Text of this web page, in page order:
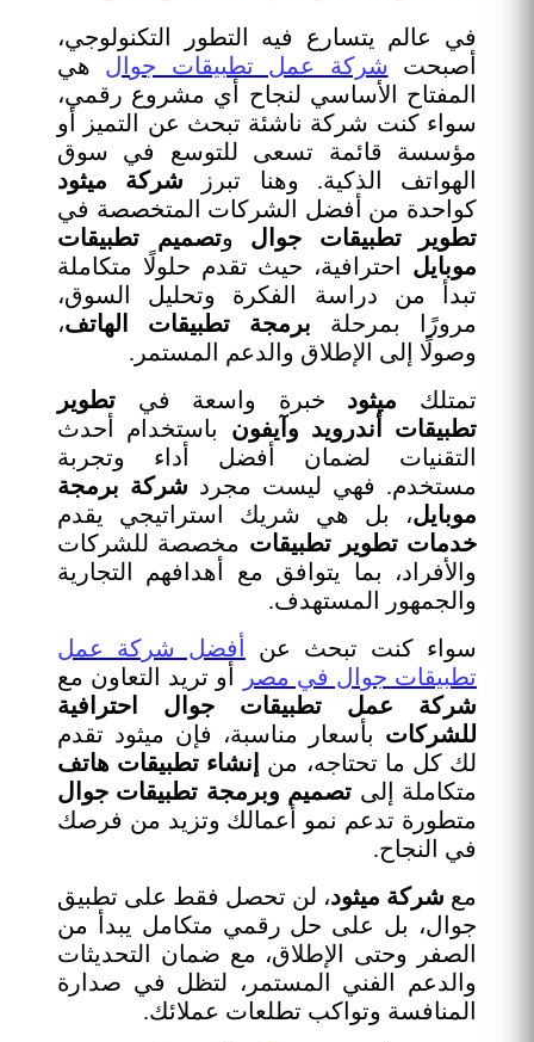
في عالم يتسارع فيه التطور التكنولوجي،
أصبحت شركة عمل تطبيقات جوال هي
المفتاح الأساسي لنجاح أي مشروع رقمي،
سواء كنت شركة ناشئة تبحث عن التميز أو
مؤسسة قائمة تسعى للتوسع في سوق
الهواتف الذكية. وهنا تبرز شركة ميثود
كواحدة من أفضل الشركات المتخصصة في
تطوير تطبيقات جوال وتصميم تطبيقات
موبايل احترافية، حيث تقدم حلولًا متكاملة
تبدأ من دراسة الفكرة وتحليل السوق،
مرورًا بمرحلة برمجة تطبيقات الهاتف،
وصولًا إلى الإطلاق والدعم المستمر.
تمتلك ميثود خبرة واسعة في تطوير
تطبيقات أندرويد وآيفون باستخدام أحدث
التقنيات لضمان أفضل أداء وتجربة
مستخدم. فهي ليست مجرد شركة برمجة
موبايل، بل هي شريك استراتيجي يقدم
خدمات تطوير تطبيقات مخصصة للشركات
والأفراد، بما يتوافق مع أهدافهم التجارية
والجمهور المستهدف.
سواء كنت تبحث عن
أفضل شركة عمل
تطبيقات جوال في مصر
أو تريد التعاون مع
شركة عمل تطبيقات جوال احترافية
للشركات بأسعار مناسبة، فإن ميثود تقدم
لك كل ما تحتاجه، من
إنشاء تطبيقات هاتف
متكاملة إلى تصميم وبرمجة تطبيقات جوال
متطورة تدعم نمو أعمالك وتزيد من فرصك
في النجاح.
مع شركة ميثود، لن تحصل فقط على تطبيق
جوال، بل على حل رقمي متكامل يبدأ من
الصفر وحتى الإطلاق، مع ضمان التحديثات
والدعم الفني المستمر، لتظل في صدارة
المنافسة وتواكب تطلعات عملائك.